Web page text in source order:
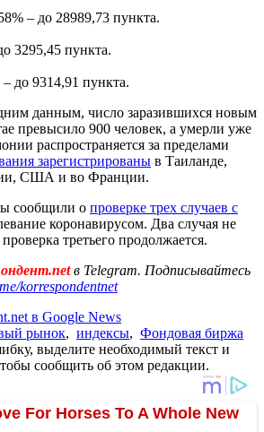
– до 28989,73 пункта.
3295,45 пункта.
до 9314,91 пункта.
данным, число заразившихся новым
превысило 900 человек, а умерли уже
распространяется за пределами
зарегистрированы в Таиланде,
США и во Франции.
сообщили о проверке трех случаев с
коронавирусом. Два случая не
третьего продолжается.
в Telegram. Подписывайтесь
korrespondentnet
в Google News
рынок, индексы, Фондовая биржа
выделите необходимый текст и
сообщить об этом редакции.